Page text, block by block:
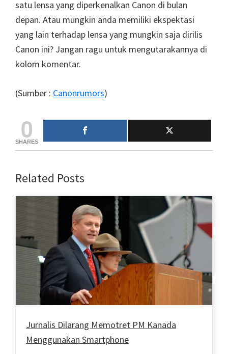
satu lensa yang diperkenalkan Canon di bulan
depan. Atau mungkin anda memiliki ekspektasi
yang lain terhadap lensa yang mungkin saja dirilis
Canon ini? Jangan ragu untuk mengutarakannya di
kolom komentar.
(Sumber : Canonrumors)
0
SHARES
Related Posts
Jurnalis Dilarang Memotret PM Kanada
Menggunakan Smartphone